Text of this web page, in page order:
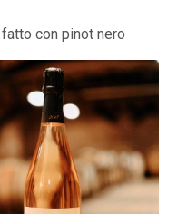
con pinot nero